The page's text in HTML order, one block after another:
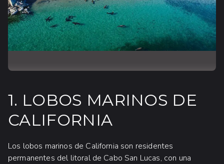
1. LOBOS MARINOS DE
CALIFORNIA
Los lobos marinos de California son residentes
permanentes del litoral de Cabo San Lucas, con una